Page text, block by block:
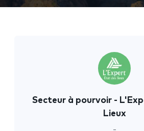
Secteur à pourvoir -
Lieux